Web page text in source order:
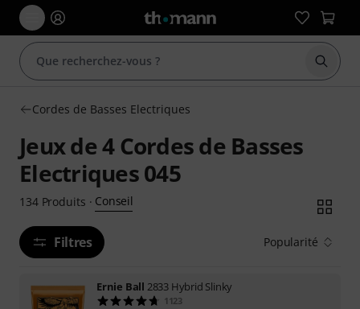
Cordes de Basses Electriques
Jeux de 4 Cordes de Basses
Electriques 045
134 Produits · Conseil
Filtres Popularité
Ernie Ball 2833 Hybrid Slinky
1123